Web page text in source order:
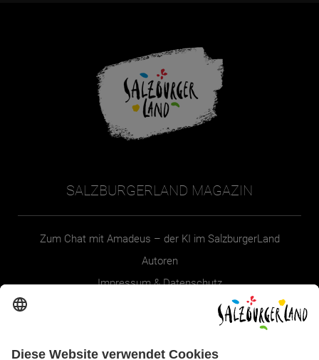
SALZBURGERLAND MAGAZIN
Zum Chat mit Amadeus – der KI im SalzburgerLand
Autoren
Impressum & Datenschutz
Erklärung zur Barrierefreiheit Magazin